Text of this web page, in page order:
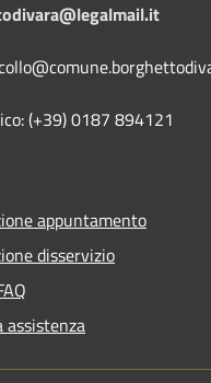
(+39) 0187 894121
appuntamento
disservizio
assistenza